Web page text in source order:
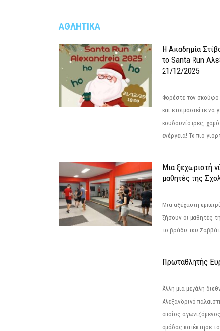
ΑΘΛΗΤΙΚΑ
Η Ακαδημία
το Santa Run
21/12/2025
Φορέστε τον σκούφο
και ετοιμαστείτε να
κουδουνίστρες,
ενέργεια! Το πιο
Μια ξεχωριστή
μαθητές της
Μια αξέχαστη
ζήσουν οι μαθητές
το βράδυ του
Πρωταθλητής
Άλλη μια μεγάλη
Αλεξανδρινό
οποίος
ομάδας κατέκτησε